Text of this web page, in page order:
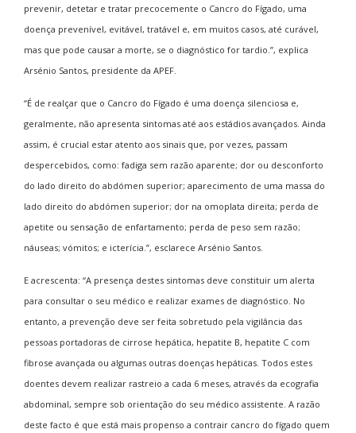
prevenir, detetar e tratar precocemente o Cancro do Fígado, uma
doença prevenível, evitável, tratável e, em muitos casos, até curável,
mas que pode causar a morte, se o diagnóstico for tardio.”, explica
Arsénio Santos, presidente da APEF.
“É de realçar que o Cancro do Fígado é uma doença silenciosa e,
geralmente, não apresenta sintomas até aos estádios avançados. Ainda
assim, é crucial estar atento aos sinais que, por vezes, passam
despercebidos, como: fadiga sem razão aparente; dor ou desconforto
do lado direito do abdómen superior; aparecimento de uma massa do
lado direito do abdómen superior; dor na omoplata direita; perda de
apetite ou sensação de enfartamento; perda de peso sem razão;
náuseas; vómitos; e icterícia.”, esclarece Arsénio Santos.
E acrescenta: “A presença destes sintomas deve constituir um alerta
para consultar o seu médico e realizar exames de diagnóstico. No
entanto, a prevenção deve ser feita sobretudo pela vigilância das
pessoas portadoras de cirrose hepática, hepatite B, hepatite C com
fibrose avançada ou algumas outras doenças hepáticas. Todos estes
doentes devem realizar rastreio a cada 6 meses, através da ecografia
abdominal, sempre sob orientação do seu médico assistente. A razão
deste facto é que está mais propenso a contrair cancro do fígado quem